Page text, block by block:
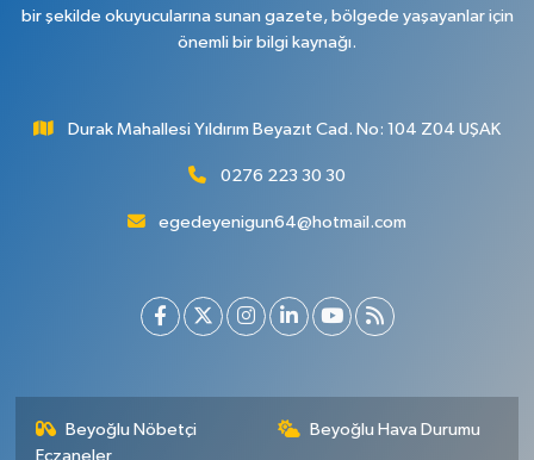
bir şekilde okuyucularına sunan gazete, bölgede yaşayanlar için
önemli bir bilgi kaynağı.
Durak Mahallesi Yıldırım Beyazıt Cad. No: 104 Z04 UŞAK
0276 223 30 30
egedeyenigun64@hotmail.com
Beyoğlu Nöbetçi
Eczaneler
Beyoğlu Hava Durumu